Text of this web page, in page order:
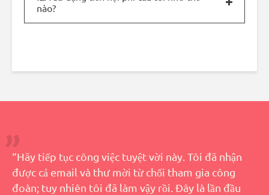
nào?
“Hãy tiếp tục công việc tuyệt vời này. Tôi đã nhận
được cả email và thư mời từ chối tham gia công
đoàn; tuy nhiên tôi đã làm vậy rồi. Đây là lần đầu